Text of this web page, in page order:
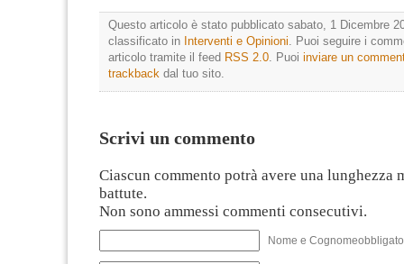
Questo articolo è stato pubblicato sabato, 1 Dicembre
classificato in Interventi e Opinioni . Puoi seguire i
articolo tramite il feed RSS 2.0 . Puoi inviare un
trackback dal tuo sito.
Scrivi un commento
Ciascun commento potrà avere una lunghezza
battute.
Non sono ammessi commenti consecutivi.
Nome e